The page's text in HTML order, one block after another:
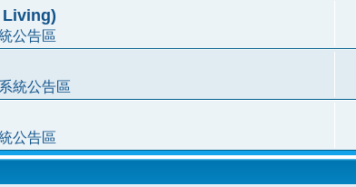
Living)
公告區
系統公告區
公告區